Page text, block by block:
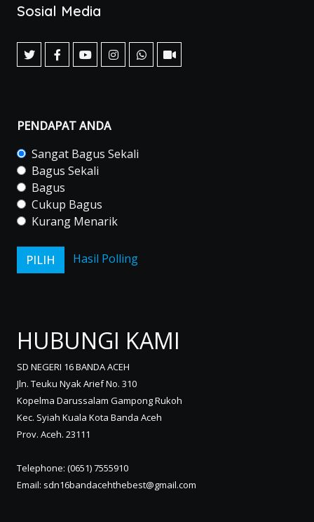
Sosial Media
PENDAPAT ANDA
Sangat Bagus Sekali
Bagus Sekali
Bagus
Cukup Bagus
Kurang Menarik
Hasil Polling
HUBUNGI KAMI
SD NEGERI 16 BANDA ACEH
Jln. Teuku Nyak Arief No. 310
Kopelma Darussalam Gampong Rukoh
Kec. Syiah Kuala Kota Banda Aceh
Prov. Aceh. 23111
Telephone: (0651) 7555910
Email: sdn16bandacehthebest@gmail.com